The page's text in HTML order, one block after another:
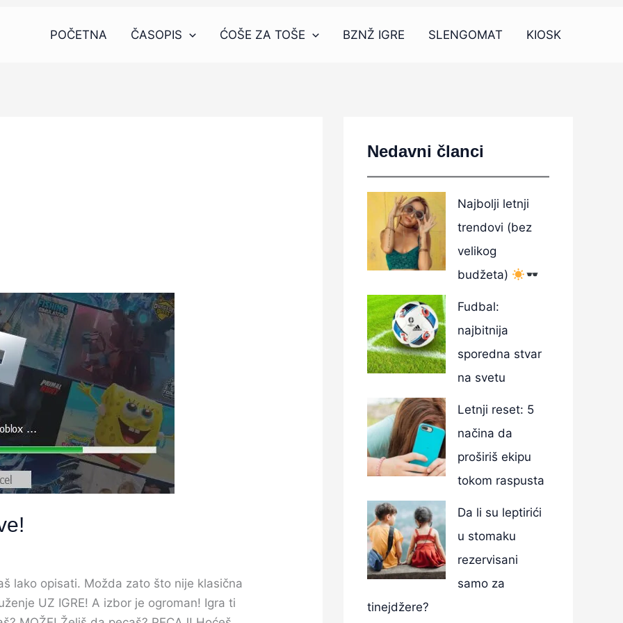
POČETNA ČASOPIS ĆOŠE ZA TOŠE BZNŽ IGRE SLENGOMAT KIOSK
lako opisati. Možda zato što nije klasična
UZ IGRE! A izbor je ogroman! Igra ti
Nedavni članci
Najbolji letnji
trendovi (bez
velikog
budžeta)
Fudbal:
najbitnija
sporedna stvar
na svetu
Letnji reset: 5
načina da
proširiš ekipu
tokom raspusta
Da li su leptirići
u stomaku
rezervisani
samo za
tinejdžere?